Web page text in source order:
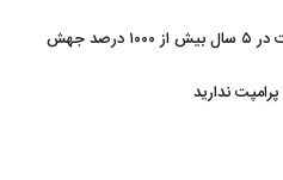
شوک به بازار مسکن؛ هزینه ساخت در ۵ سال بیش از ۱۰۰۰ درصد جهش
ندارید